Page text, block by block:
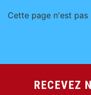
Cette page n'est pas
RECEVEZ